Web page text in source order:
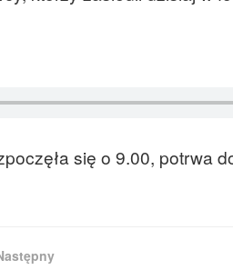
się o 9.00, potrwa